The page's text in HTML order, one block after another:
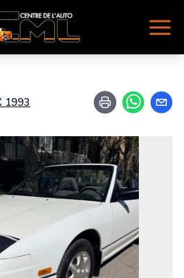
votre véhicule
joindre
1993